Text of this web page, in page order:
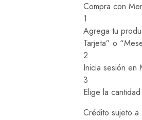
Compra con
1
Agrega tu
Tarjeta” o
2
Inicia sesión en
3
Elige la
Crédito sujeto a